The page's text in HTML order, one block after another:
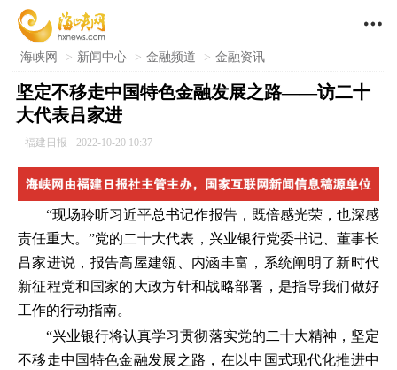

海峡网 > 新闻中心 > 金融频道 > 金融资讯
坚定不移走中国特色金融发展之路——访二十
大代表吕家进
福建日报 2022-10-20 10:37
“现场聆听习近平总书记作报告，既倍感光荣，也深感
责任重大。”党的二十大代表，兴业银行党委书记、董事长
吕家进说，报告高屋建瓴、内涵丰富，系统阐明了新时代
新征程党和国家的大政方针和战略部署，是指导我们做好
工作的行动指南。
“兴业银行将认真学习贯彻落实党的二十大精神，坚定
不移走中国特色金融发展之路，在以中国式现代化推进中